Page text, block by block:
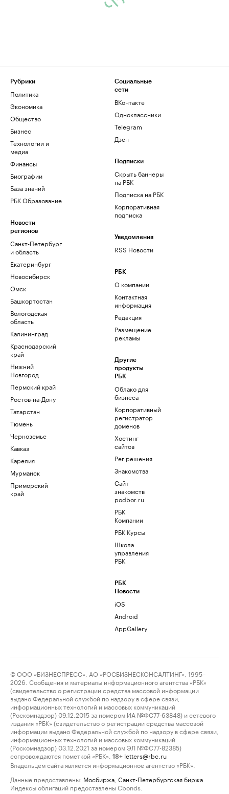
Рубрики
Политика
Экономика
Общество
Бизнес
Технологии и
медиа
Финансы
Биографии
База знаний
РБК Образование
Новости
регионов
Санкт-Петербург
и область
Екатеринбург
Новосибирск
Омск
Башкортостан
Вологодская
область
Калининград
Краснодарский
край
Нижний
Новгород
Пермский край
Ростов-на-Дону
Татарстан
Тюмень
Черноземье
Кавказ
Карелия
Мурманск
Приморский
край
Социальные
сети
ВКонтакте
Одноклассники
Telegram
Дзен
Подписки
Скрыть баннеры
на РБК
Подписка на РБК
Корпоративная
подписка
Уведомления
RSS Новости
РБК
О компании
Контактная
информация
Редакция
Размещение
рекламы
Другие
продукты
РБК
Облако для
бизнеса
Корпоративный
регистратор
доменов
Хостинг
сайтов
Рег.решения
Знакомства
Сайт
знакомств
podbor.ru
РБК
Компании
РБК Курсы
Школа
управления
РБК
РБК
Новости
iOS
Android
AppGallery
© ООО «БИЗНЕСПРЕСС», АО «РОСБИЗНЕСКОНСАЛТИНГ», 1995–
2026. Сообщения и материалы информационного агентства «РБК»
(свидетельство о регистрации средства массовой информации
выдано Федеральной службой по надзору в сфере связи,
информационных технологий и массовых коммуникаций
(Роскомнадзор) 09.12.2015 за номером ИА №ФС77-63848) и сетевого
издания «РБК» (свидетельство о регистрации средства массовой
информации выдано Федеральной службой по надзору в сфере связи,
информационных технологий и массовых коммуникаций
(Роскомнадзор) 03.12.2021 за номером ЭЛ №ФС77-82385)
сопровождаются пометкой «РБК».
18+ letters@rbc.ru
Владельцем сайта является информационное агентство «РБК».
Данные предоставлены: Мосбиржа Санкт-Петербургская биржа
Индексы облигаций предоставлены Cbonds.